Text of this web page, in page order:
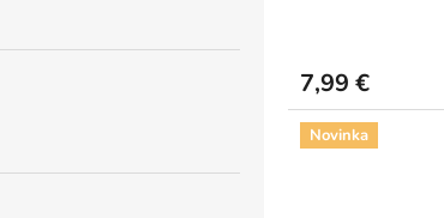
7,99 €
Novinka